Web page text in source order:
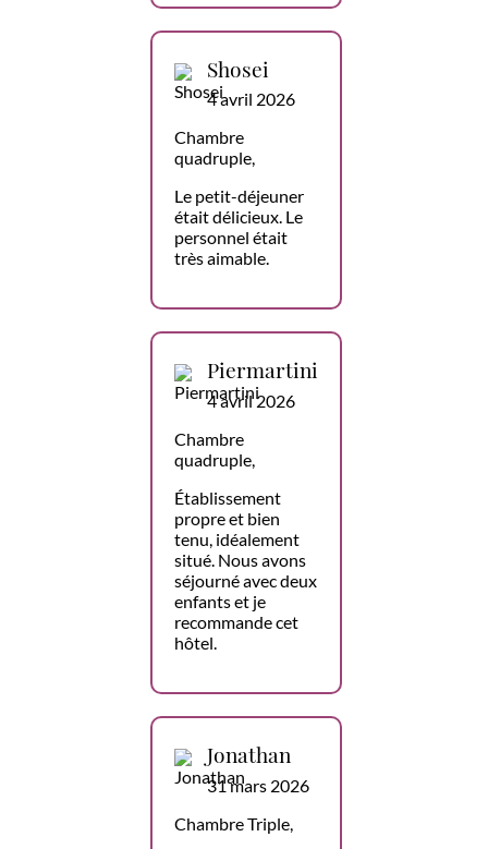
Shosei
4 avril 2026
Chambre
quadruple,
Le petit-déjeuner
était délicieux. Le
personnel était
très aimable.
Piermartini
4 avril 2026
Chambre
quadruple,
Établissement
propre et bien
tenu, idéalement
situé. Nous avons
séjourné avec deux
enfants et je
recommande cet
hôtel.
Jonathan
31 mars 2026
Chambre Triple,